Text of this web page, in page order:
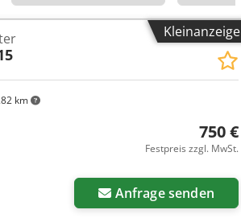
Kleinanzeige
km
750 €
Festpreis zzgl. MwSt.
Anfrage senden